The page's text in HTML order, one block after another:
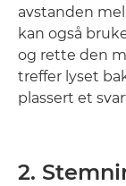
avstanden
kan også
og rette den
treffer lyset
plassert et
2.